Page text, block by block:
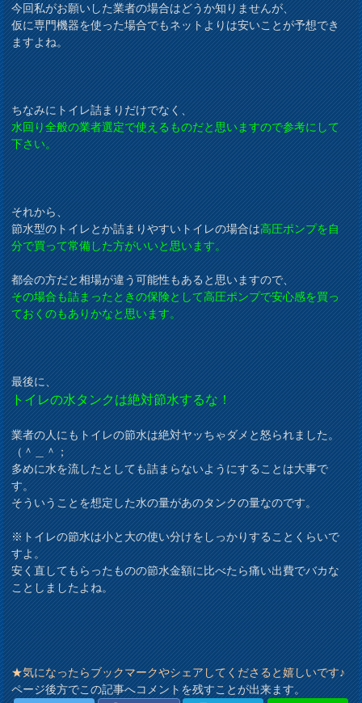
今回私がお願いした業者の場合はどうか知りませんが、
仮に専門機器を使った場合でもネットよりは安いことが予想でき
ますよね。
ちなみにトイレ詰まりだけでなく、
水回り全般の業者選定で使えるものだと思いますので参考にして
下さい。
それから、
節水型のトイレとか詰まりやすいトイレの場合は高圧ポンプを自
分で買って常備した方がいいと思います。
都会の方だと相場が違う可能性もあると思いますので、
その場合も詰まったときの保険として高圧ポンプで安心感を買っ
ておくのもありかなと思います。
最後に、
トイレの水タンクは絶対節水するな！
業者の人にもトイレの節水は絶対ヤッちゃダメと怒られました。
（＾＿＾；
多めに水を流したとしても詰まらないようにすることは大事で
す。
そういうことを想定した水の量があのタンクの量なのです。
※トイレの節水は小と大の使い分けをしっかりすることくらいで
すよ。
安く直してもらったものの節水金額に比べたら痛い出費でバカな
ことしましたよね。
★気になったらブックマークやシェアしてくださると嬉しいです♪
ページ後方でこの記事へコメントを残すことが出来ます。